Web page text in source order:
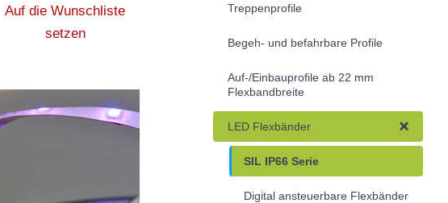
Auf die Wunschliste
setzen
Treppenprofile
Begeh- und befahrbare Profile
Auf-/Einbauprofile ab 22 mm
Flexbandbreite
LED Flexbänder
SIL IP66 Serie
Digital ansteuerbare Flexbänder